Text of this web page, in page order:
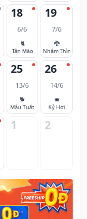
18
6/6
🐈
Tân Mão
19
7/6
🐉
Nhâm Thìn
25
13/6
🐕
Mậu Tuất
26
14/6
🐖
Kỷ Hợi
1 2